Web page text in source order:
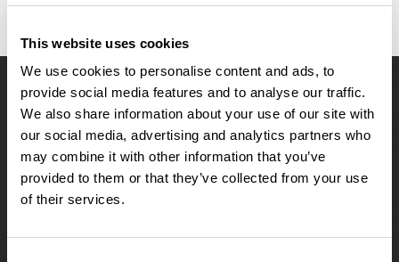
This website uses cookies
We use cookies to personalise content and ads, to
provide social media features and to analyse our traffic.
We also share information about your use of our site with
our social media, advertising and analytics partners who
may combine it with other information that you’ve
provided to them or that they’ve collected from your use
of their services.
OpenRunner
Equipo
Empleo
A proposito
Contacto